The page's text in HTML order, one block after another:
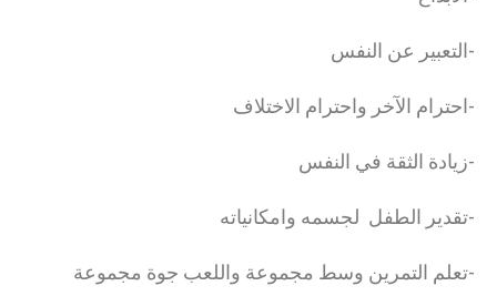
-التعبير عن النفس
-احترام الآخر واحترام الاختلاف
-زيادة الثقة في النفس
-تقدير الطفل لجسمه وامكانياته
-تعلم التمرين وسط مجموعة واللعب جوة مجموعة